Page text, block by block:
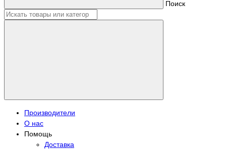
Поиск
Производители
О нас
Помощь
Доставка